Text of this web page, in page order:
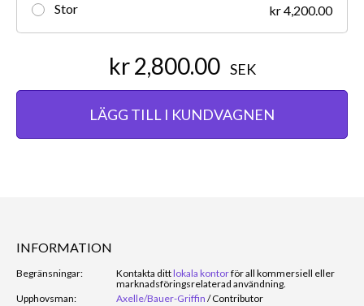
Stor kr 4,200.00
kr 2,800.00 SEK
LÄGG TILL I KUNDVAGNEN
INFORMATION
Begränsningar: Kontakta dittlokala kontorför all kommersiell eller
marknadsföringsrelaterad användning.
Upphovsman:
Axelle/Bauer-Griffin /Contributor